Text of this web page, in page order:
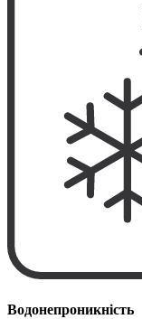
Водонепроникність